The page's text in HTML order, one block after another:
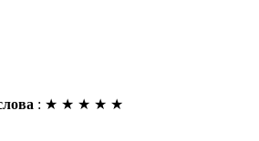
: ★ ★ ★ ★ ★